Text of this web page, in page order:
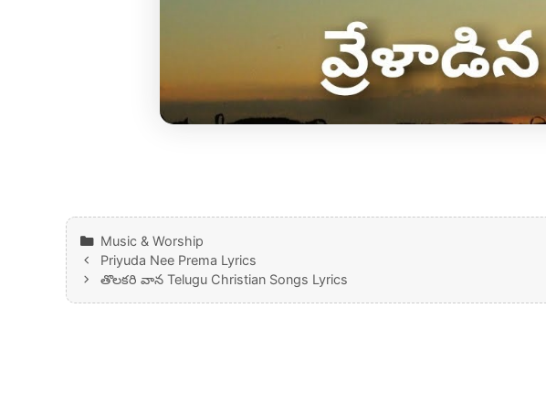
Categories
Music & Worship
Priyuda Nee Prema Lyrics
తొలకరి వాన Telugu Christian Songs Lyrics